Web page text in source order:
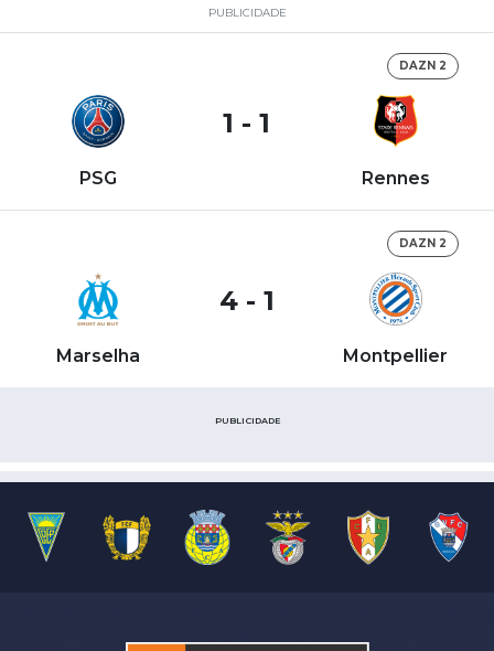
PUBLICIDADE
DAZN 2
PSG
1 - 1
Rennes
DAZN 2
Marselha
4 - 1
Montpellier
PUBLICIDADE